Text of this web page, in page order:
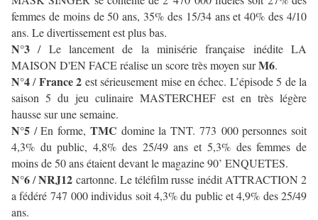
femmes de moins de 50 ans, 35% des 15/34 ans et 40% des 4/10
ans. Le divertissement est plus bas.
N°3 / Le lancement de la minisérie française inédite LA
MAISON D'EN FACE réalise un score très moyen surM6.
N°4/France 2 est sérieusement mise en échec. L’épisode 5 dela
saison 5 du jeu culinaire MASTERCHEF est en très légère
hausse sur une semaine.
N°5 / En forme, TMC domine la TNT. 773 000 personnes soit
4,3% du public, 4,8% des 25/49 ans et 5,3% des femmes de
moins de 50 ans étaient devant le magazine 90’ ENQUETES.
N°6/NRJ12 cartonne. Le téléfilm russe inédit ATTRACTION 2
a fédéré 747 000 individus soit 4,3% du public et 4,9% des 25/49
ans.